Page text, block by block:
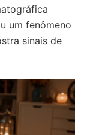
um fenômeno
sinais de